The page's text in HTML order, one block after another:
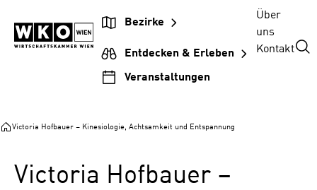
Inhalt
springen
Hauptnavigation
springen
Footer
springen
Bezirke
Entdecken & Erleben
Veranstaltungen
Über
uns
Kontakt
Victoria Hofbauer – Kinesiologie, Achtsamkeit und Entspannung
Victoria Hofbauer –